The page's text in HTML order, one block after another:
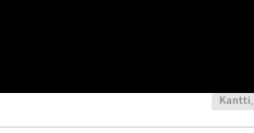
Kantti,